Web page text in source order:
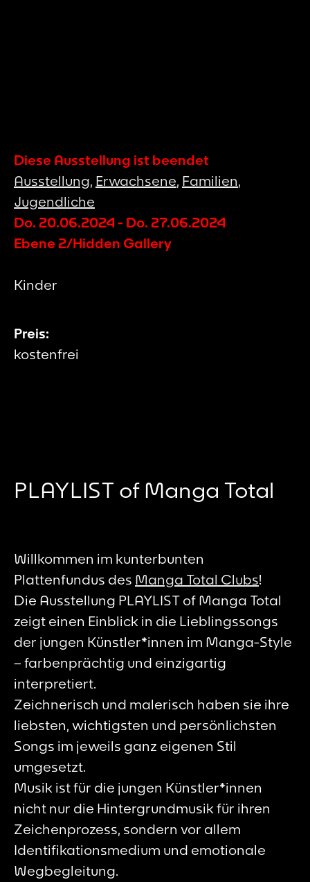
Diese Ausstellung ist beendet
Ausstellung, Erwachsene, Familien,
Jugendliche
Do. 20.06.2024 - Do. 27.06.2024
Ebene 2/Hidden Gallery
Kinder
Preis:
kostenfrei
PLAYLIST of Manga Total
Willkommen im kunterbunten
Plattenfundus des Manga Total Clubs!
Die Ausstellung PLAYLIST of Manga Total
zeigt einen Einblick in die Lieblingssongs
der jungen Künstler*innen im Manga-Style
– farbenprächtig und einzigartig
interpretiert.
Zeichnerisch und malerisch haben sie ihre
liebsten, wichtigsten und persönlichsten
Songs im jeweils ganz eigenen Stil
umgesetzt.
Musik ist für die jungen Künstler*innen
nicht nur die Hintergrundmusik für ihren
Zeichenprozess, sondern vor allem
Identifikationsmedium und emotionale
Wegbegleitung.